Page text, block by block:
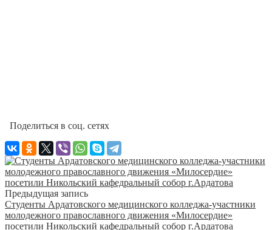
Поделиться в соц. сетях
Предыдущая запись
Студенты Ардатовского медицинского колледжа-участники
молодежного православного движения «Милосердие»
посетили Никольский кафедральный собор г.Ардатова